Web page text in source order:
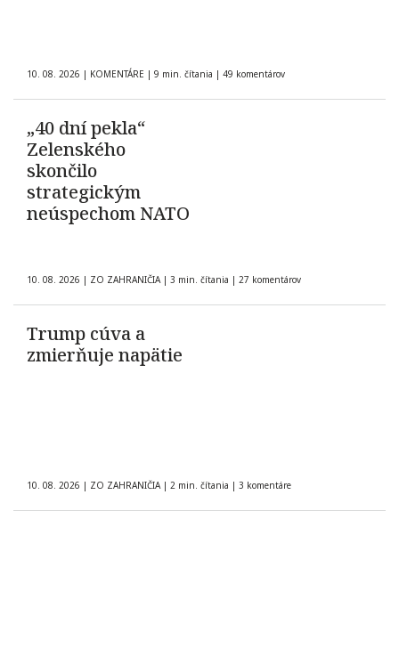
10. 08. 2026 | KOMENTÁRE | 9 min. čítania | 49 komentárov
„40 dní pekla“
Zelenského
skončilo
strategickým
neúspechom NATO
10. 08. 2026 | ZO ZAHRANIČIA | 3 min. čítania | 27 komentárov
Trump cúva a
zmierňuje napätie
10. 08. 2026 | ZO ZAHRANIČIA | 2 min. čítania | 3 komentáre